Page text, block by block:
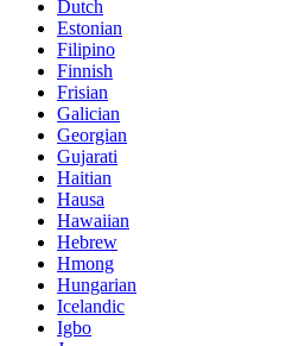
Dutch
Estonian
Filipino
Finnish
Frisian
Galician
Georgian
Gujarati
Haitian
Hausa
Hawaiian
Hebrew
Hmong
Hungarian
Icelandic
Igbo